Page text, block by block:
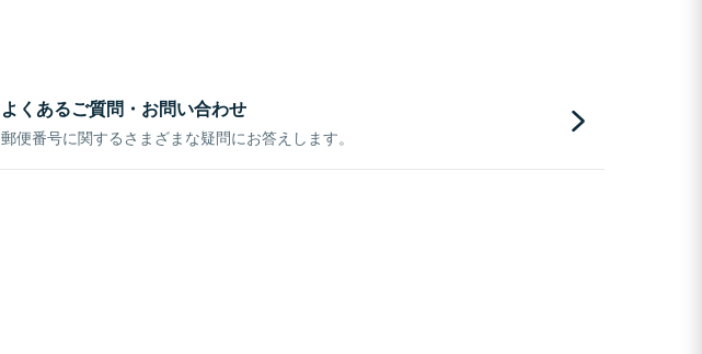
よくあるご質問・お問い合わせ
郵便番号に関するさまざまな疑問にお答えします。